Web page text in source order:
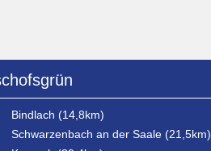
Bindlach (14,8km)
Schwarzenbach an der Saale (21,5km)